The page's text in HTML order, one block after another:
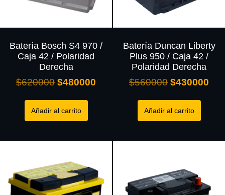
Batería Bosch S4 970 /
Caja 42 / Polaridad
Derecha
$620000 $480000
Añadir al carrito
Batería Duncan Liberty
Plus 950 / Caja 42 /
Polaridad Derecha
$560000 $430000
Añadir al carrito